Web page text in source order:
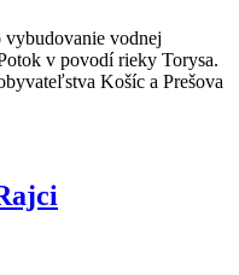
vodnej
v povodí rieky Torysa.
Košíc a Prešova